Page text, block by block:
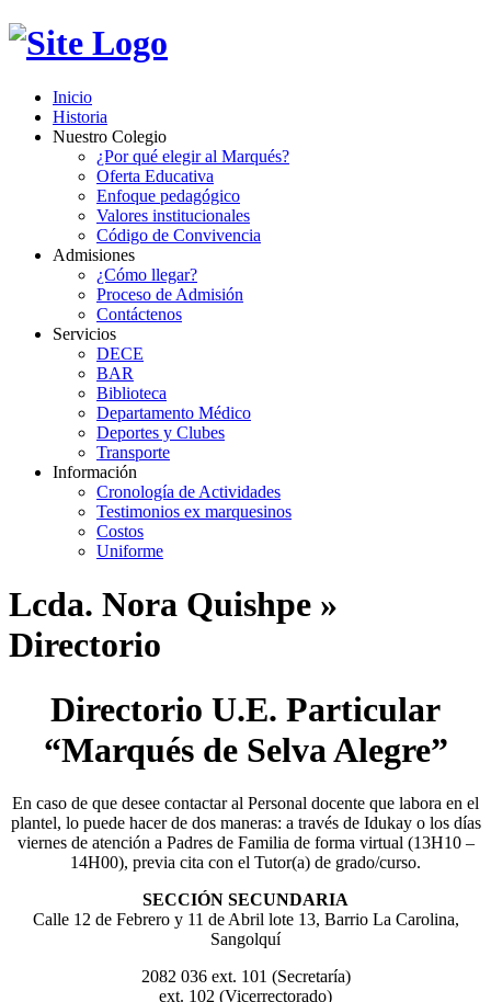
Inicio
Historia
Nuestro Colegio
¿Por qué elegir al Marqués?
Oferta Educativa
Enfoque pedagógico
Valores institucionales
Código de Convivencia
Admisiones
¿Cómo llegar?
Proceso de Admisión
Contáctenos
Servicios
DECE
BAR
Biblioteca
Departamento Médico
Deportes y Clubes
Transporte
Información
Cronología de Actividades
Testimonios ex marquesinos
Costos
Uniforme
Lcda. Nora Quishpe »
Directorio
Directorio U.E. Particular
“Marqués de Selva Alegre”
En caso de que desee contactar al Personal docente que labora en el
plantel, lo puede hacer de dos maneras: a través de Idukay o los días
viernes de atención a Padres de Familia de forma virtual (13H10 –
14H00), previa cita con el Tutor(a) de grado/curso.
SECCIÓN SECUNDARIA
Calle 12 de Febrero y 11 de Abril lote 13, Barrio La Carolina,
Sangolquí
2082 036 ext. 101 (Secretaría)
ext. 102 (Vicerrectorado)